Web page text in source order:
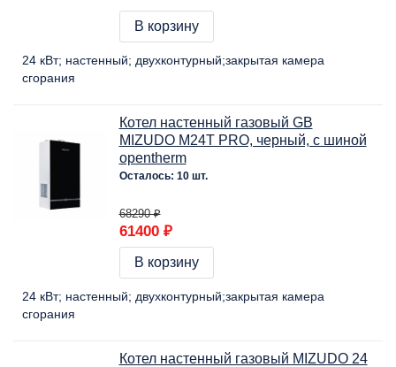
В корзину
24 кВт настенный двухконтурный закрытая камера
сгорания
Котел настенный газовый GB
MIZUDO M24Т PRO, черный, c шиной
opentherm
Осталось: 10 шт.
68290 ₽
61400 ₽
В корзину
24 кВт настенный двухконтурный закрытая камера
сгорания
Котел настенный газовый MIZUDO 24